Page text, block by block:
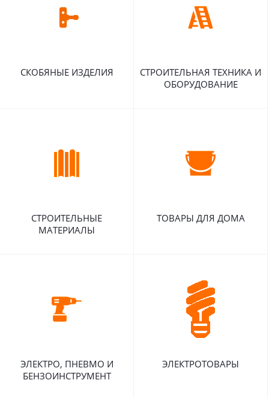
СКОБЯНЫЕ ИЗДЕЛИЯ
СТРОИТЕЛЬНАЯ ТЕХНИКА И
ОБОРУДОВАНИЕ
СТРОИТЕЛЬНЫЕ
МАТЕРИАЛЫ
ТОВАРЫ ДЛЯ ДОМА
ЭЛЕКТРО, ПНЕВМО И
БЕНЗОИНСТРУМЕНТ
ЭЛЕКТРОТОВАРЫ